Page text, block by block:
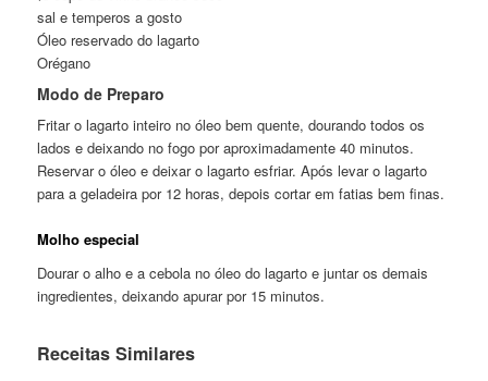
sal e temperos a gosto
Óleo reservado do lagarto
Orégano
Modo de Preparo
Fritar o lagarto inteiro no óleo bem quente, dourando todos os
lados e deixando no fogo por aproximadamente 40 minutos.
Reservar o óleo e deixar o lagarto esfriar. Após levar o lagarto
para a geladeira por 12 horas, depois cortar em fatias bem finas.
Molho especial
Dourar o alho e a cebola no óleo do lagarto e juntar os demais
ingredientes, deixando apurar por 15 minutos.
Receitas Similares